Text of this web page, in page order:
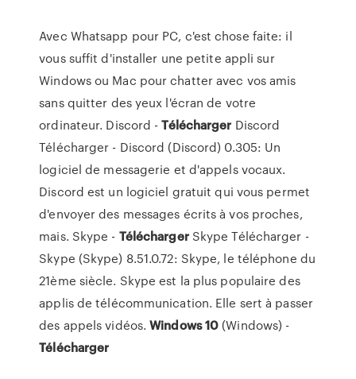
Avec Whatsapp pour PC, c'est chose faite: il
vous suffit d'installer une petite appli sur
Windows ou Mac pour chatter avec vos amis
sans quitter des yeux l'écran de votre
ordinateur. Discord -Télécharger Discord
Télécharger - Discord (Discord) 0.305: Un
logiciel de messagerie et d'appels vocaux.
Discord est un logiciel gratuit qui vous permet
d'envoyer des messages écrits à vos proches,
mais. Skype - TéléchargerSkype Télécharger -
Skype (Skype) 8.51.0.72: Skype, le téléphone du
21ème siècle. Skype est la plus populaire des
applis de télécommunication. Elle sert à passer
des appels vidéos.Windows10 (Windows) -
Télécharger